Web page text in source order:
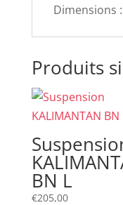
Dimensions
Produits
BN L
€205,00